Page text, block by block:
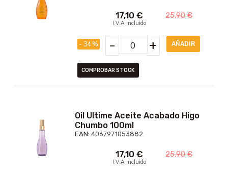
17,10 €
I.V.A incluido
25,90€
- 34 % - +
COMPROBAR STOCK
Oil Ultime Aceite Acabado Higo
Chumbo 100ml
EAN: 4067971053882
17,10 €
I.V.A incluido
25,90€